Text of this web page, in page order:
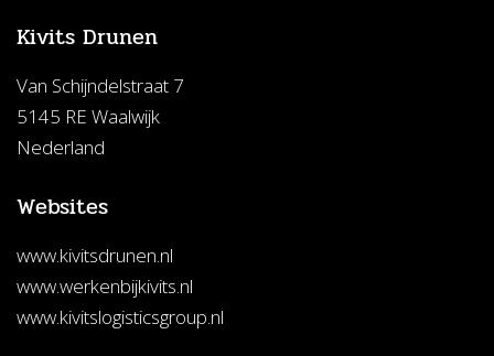
Kivits Drunen
Van Schijndelstraat 7
5145 RE Waalwijk
Nederland
Websites
www.kivitsdrunen.nl
www.werkenbijkivits.nl
www.kivitslogisticsgroup.nl